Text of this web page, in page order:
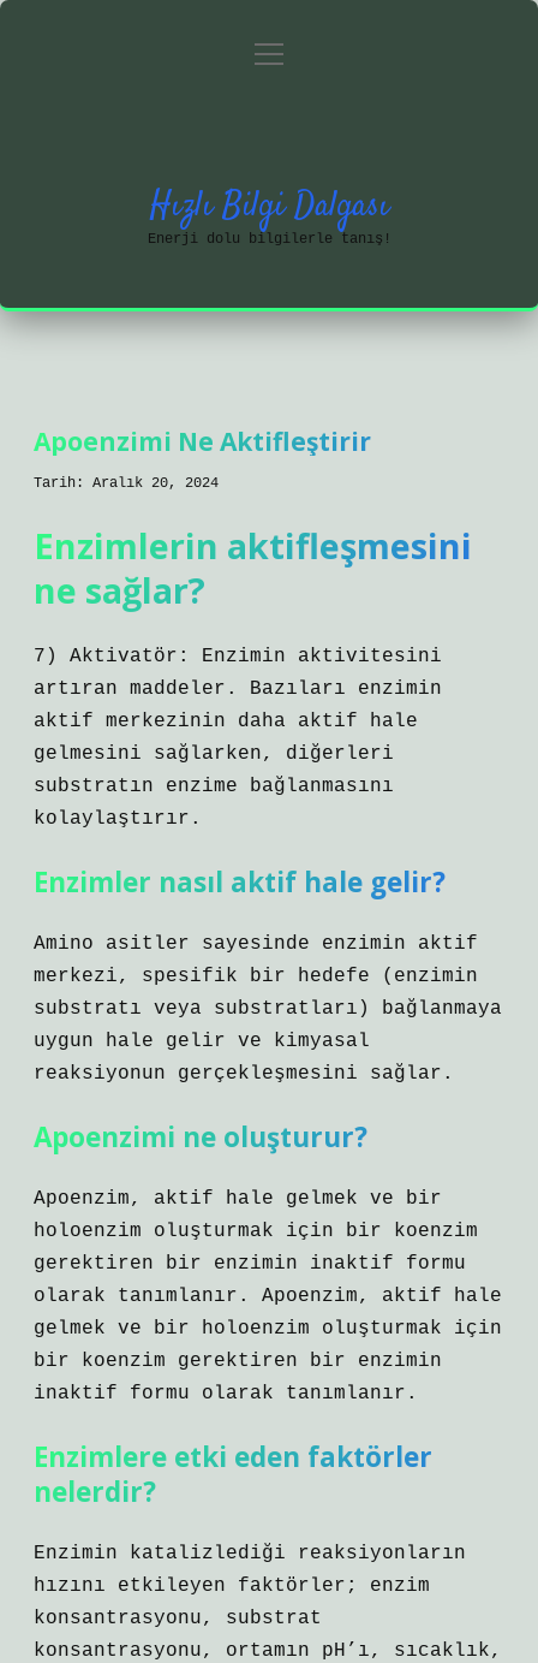
Gizlilik Politikası
menüyü
Hızlı Bilgi Dalgası
Enerji dolu bilgilerle tanış!
Apoenzimi Ne Aktifleştirir
Tarih: Aralık 20, 2024
Enzimlerin aktifleşmesini
ne sağlar?
7) Aktivatör: Enzimin aktivitesini
artıran maddeler. Bazıları enzimin
aktif merkezinin daha aktif hale
gelmesini sağlarken, diğerleri
substratın enzime bağlanmasını
kolaylaştırır.
Enzimler nasıl aktif hale gelir?
Amino asitler sayesinde enzimin aktif
merkezi, spesifik bir hedefe (enzimin
substratı veya substratları) bağlanmaya
uygun hale gelir ve kimyasal
reaksiyonun gerçekleşmesini sağlar.
Apoenzimi ne oluşturur?
Apoenzim, aktif hale gelmek ve bir
holoenzim oluşturmak için bir koenzim
gerektiren bir enzimin inaktif formu
olarak tanımlanır. Apoenzim, aktif hale
gelmek ve bir holoenzim oluşturmak için
bir koenzim gerektiren bir enzimin
inaktif formu olarak tanımlanır.
Enzimlere etki eden faktörler
nelerdir?
Enzimin katalizlediği reaksiyonların
hızını etkileyen faktörler; enzim
konsantrasyonu, substrat
konsantrasyonu, ortamın pH’ı, sıcaklık,